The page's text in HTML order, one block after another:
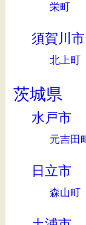
栄町
須賀川市
北上町
茨城県
水戸市
元吉田
日立市
森山町